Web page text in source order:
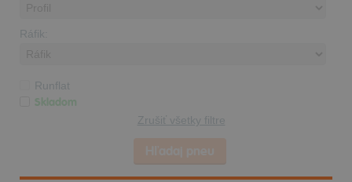
Ráfik:
Runflat
Skladom
Zrušiť všetky filtre